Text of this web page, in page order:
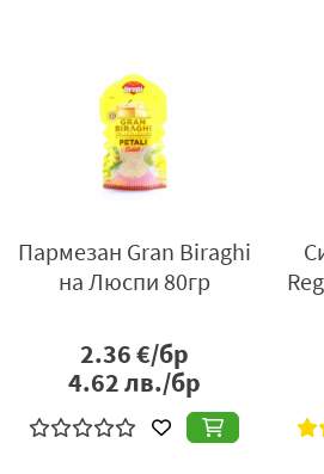
Пармезан Gran Biraghi
на Люспи 80гр
2.36€/бр
4.62лв./бр